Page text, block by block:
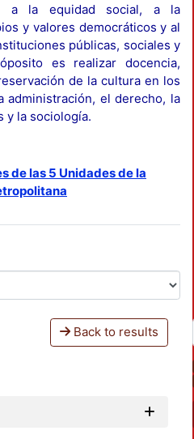
a la equidad social, a la
y valores democráticos y al
públicas, sociales y
es realizar docencia,
de la cultura en los
administración, el derecho, la
y la sociología.
de las 5 Unidades de la
Back to results